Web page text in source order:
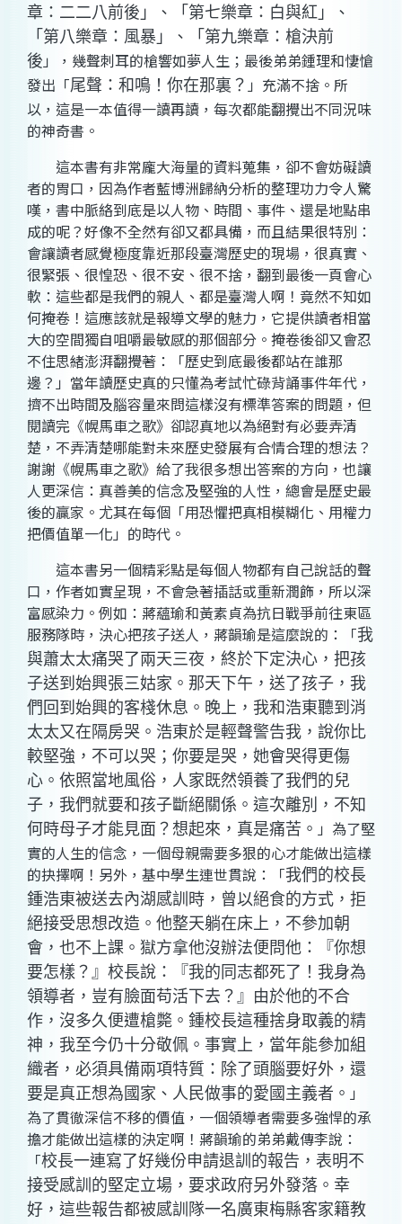
章：二二八前後」、「第七樂章：白與紅」、
「第八樂章：風暴」、「第九樂章：槍決前
後 」，幾聲刺耳的槍響如夢人生；最後弟弟鍾理和悽愴
發出「尾聲：和鳴！你在那裏？ 」充滿不捨。所
以，這是一本值得一讀再讀，每次都能翻攪出不同況味
的神奇書。
這本書有非常龐大海量的資料蒐集，卻不會妨礙讀
者的胃口，因為作者藍博洲歸納分析的整理功力令人驚
嘆，書中脈絡到底是以人物、時間、事件、還是地點串
成的呢？好像不全然有卻又都具備，而且結果很特別：
會讓讀者感覺極度靠近那段臺灣歷史的現場，很真實、
很緊張、很惶恐、很不安、很不捨，翻到最後一頁會心
軟：這些都是我們的親人、都是臺灣人啊！竟然不知如
何掩卷！這應該就是報導文學的魅力，它提供讀者相當
大的空間獨自咀嚼最敏感的那個部分。掩卷後卻又會忍
不住思緒澎湃翻攪著：「歷史到底最後都站在誰那
邊？」當年讀歷史真的只懂為考試忙碌背誦事件年代，
擠不出時間及腦容量來問這樣沒有標準答案的問題，但
閱讀完《幌馬車之歌》卻認真地以為絕對有必要弄清
楚，不弄清楚哪能對未來歷史發展有合情合理的想法？
謝謝《幌馬車之歌》給了我很多想出答案的方向，也讓
人更深信：真善美的信念及堅強的人性，總會是歷史最
後的贏家。尤其在每個「用恐懼把真相模糊化、用權力
把價值單一化」的時代。
這本書另一個精彩點是每個人物都有自己說話的聲
口，作者如實呈現，不會急著插話或重新潤飾，所以深
富感染力。例如：蔣蘊瑜和黃素貞為抗日戰爭前往東區
服務隊時，決心把孩子送人，蔣韻瑜是這麼說的：「我
與蕭太太痛哭了兩天三夜，終於下定決心，把孩
子送到始興張三姑家。那天下午，送了孩子，我
們回到始興的客棧休息。晚上，我和浩東聽到消
太太又在隔房哭。浩東於是輕聲警告我，說你比
較堅強，不可以哭；你要是哭，她會哭得更傷
心。依照當地風俗，人家既然領養了我們的兒
子，我們就要和孩子斷絕關係。這次離別，不知
何時母子才能見面？想起來，真是痛苦。 」為了堅
實的人生的信念，一個母親需要多狠的心才能做出這樣
的抉擇啊！另外，基中學生連世貫說：「我們的校長
鍾浩東被送去內湖感訓時，曾以絕食的方式，拒
絕接受思想改造。他整天躺在床上，不參加朝
會，也不上課。獄方拿他沒辦法便問他：『你想
要怎樣？』校長說：『我的同志都死了！我身為
領導者，豈有臉面苟活下去？』由於他的不合
作，沒多久便遭槍斃。鍾校長這種捨身取義的精
神，我至今仍十分敬佩。事實上，當年能參加組
織者，必須具備兩項特質：除了頭腦要好外，還
要是真正想為國家、人民做事的愛國主義者。 」
為了貫徹深信不移的價值，一個領導者需要多強悍的承
擔才能做出這樣的決定啊！蔣韻瑜的弟弟戴傳李說：
「校長一連寫了好幾份申請退訓的報告，表明不
接受感訓的堅定立場，要求政府另外發落。幸
好，這些報告都被感訓隊一名廣東梅縣客家籍教